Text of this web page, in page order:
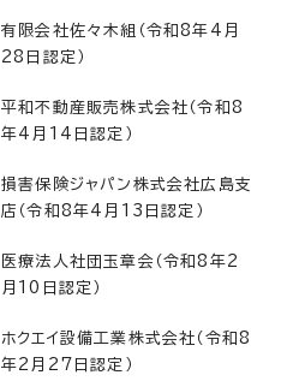
有限会社佐々木組（令和8年4月
28日認定）
平和不動産販売株式会社（令和8
年4月14日認定）
損害保険ジャパン株式会社広島支
店（令和8年4月13日認定）
医療法人社団玉章会（令和8年2
月10日認定）
ホクエイ設備工業株式会社（令和8
年2月27日認定）